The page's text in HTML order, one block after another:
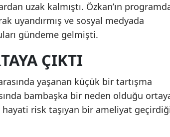
uzak kalmıştı. Özkan’ın
uyandırmış ve sosyal medyada
gündeme gelmişti.
ÇIKTI
yaşanan küçük bir tartışma
bambaşka bir neden olduğu
hayati risk taşıyan bir ameliyat